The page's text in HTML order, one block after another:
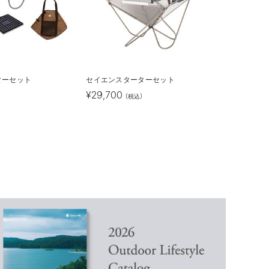
セット セイエンスターターセット
¥29,700 (税込)